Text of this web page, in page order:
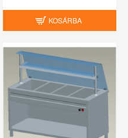
KOSÁRBA